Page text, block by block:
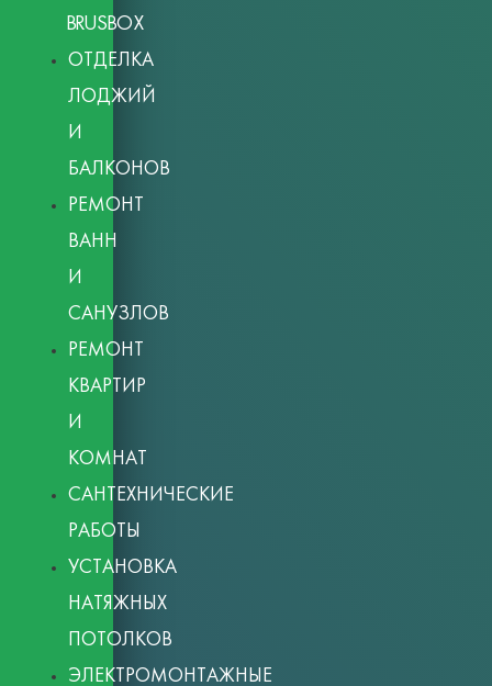
BRUSBOX
ОТДЕЛКА
ЛОДЖИЙ
И
БАЛКОНОВ
РЕМОНТ
ВАНН
И
САНУЗЛОВ
РЕМОНТ
КВАРТИР
И
КОМНАТ
САНТЕХНИЧЕСКИЕ
РАБОТЫ
УСТАНОВКА
НАТЯЖНЫХ
ПОТОЛКОВ
ЭЛЕКТРОМОНТАЖНЫЕ